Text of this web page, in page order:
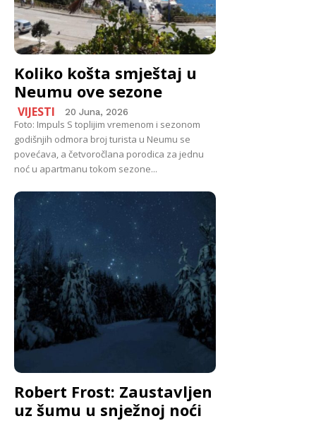
Koliko košta smještaj u
Neumu ove sezone
VIJESTI 20 Juna, 2026
Foto: Impuls S toplijim vremenom i sezonom
godišnjih odmora broj turista u Neumu se
povećava, a četvoročlana porodica za jednu
noć u apartmanu tokom sezone...
Robert Frost: Zaustavljen
uz šumu u snježnoj noći